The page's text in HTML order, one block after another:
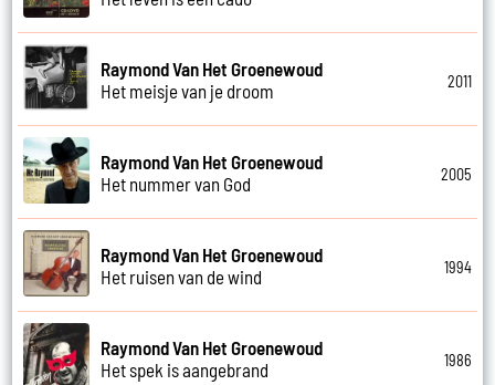
Raymond Van Het Groenewoud
Het meisje van je droom
2011
Raymond Van Het Groenewoud
Het nummer van God
2005
Raymond Van Het Groenewoud
Het ruisen van de wind
1994
Raymond Van Het Groenewoud
Het spek is aangebrand
1986